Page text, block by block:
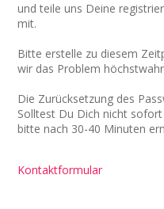
und teile uns Deine
mit.
Bitte erstelle zu diesem
wir das Problem
Die Zurücksetzung des
Solltest Du Dich nicht
bitte nach 30-40 Minuten
Kontaktformular